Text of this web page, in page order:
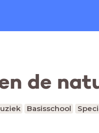
de
Basisschool